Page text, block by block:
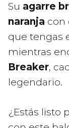
Su agarre
naranja con
que tengas
mientras
Breaker,
legendario.
¿Estás listo